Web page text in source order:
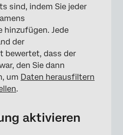
sind, indem Sie jeder
hinzufügen. Jede
der
bewertet, dass der
den Sie dann
um Daten herausfiltern
.
aktivieren